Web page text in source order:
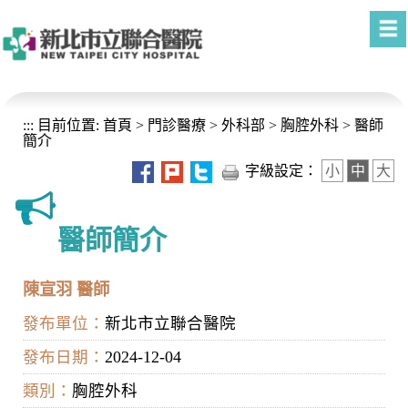
::: 目前位置: 首頁 > 門診醫療 > 外科部 > 胸腔外科 > 醫師
簡介
字級設定：
小 中 大
醫師簡介
陳宣羽 醫師
發布單位： 新北市立聯合醫院
發布日期： 2024-12-04
類別： 胸腔外科